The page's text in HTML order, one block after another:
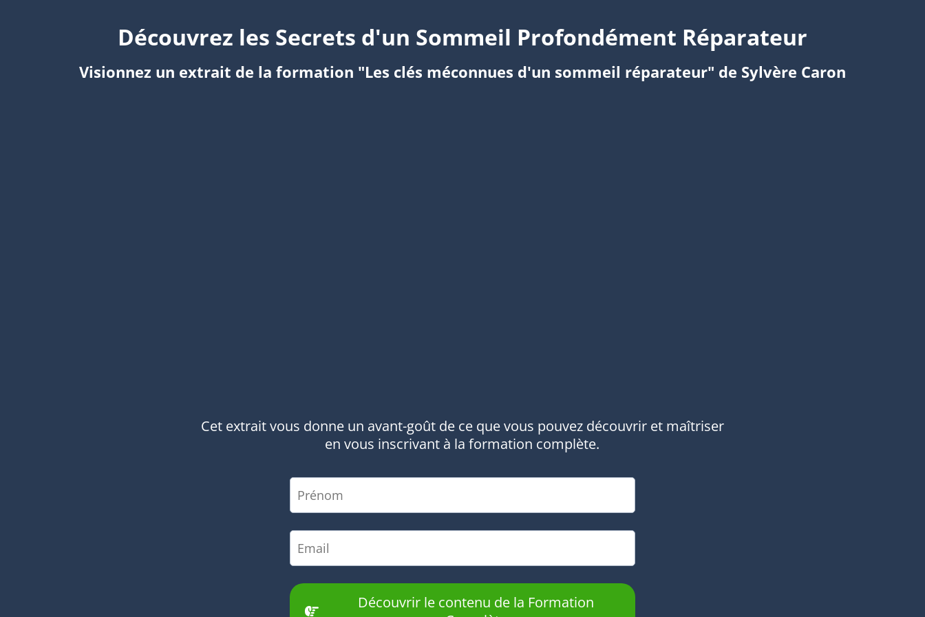
Découvrez les Secrets d'un Sommeil Profondément Réparateur
Visionnez un extrait de la formation "Les clés méconnues d'un sommeil réparateur" de Sylvère Caron
Cet extrait vous donne un avant-goût de ce que vous pouvez découvrir et maîtriser
en vous inscrivant à la formation complète.
Découvrir le contenu de la Formation